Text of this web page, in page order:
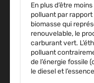
En plus d’être
polluant par rapport
biomasse qui
renouvelable, le
carburant vert.
polluant
de l’énergie fossile
le diesel et